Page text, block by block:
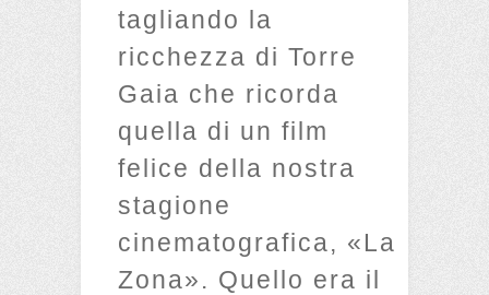
tagliando la
ricchezza di Torre
Gaia che ricorda
quella di un film
felice della nostra
stagione
cinematografica, «La
Zona». Quello era il